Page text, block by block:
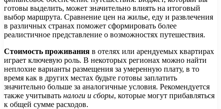
готовы выделить, может значительно влиять на итоговый
выбор маршрута. Сравнение цен на жилье, еду и развлечения
в различных странах поможет сформировать более
реалистичное представление о возможностях путешествия.
Стоимость проживания в отелях или арендуемых квартирах
играет ключевую роль. В некоторых регионах можно найти
неплохие варианты размещения за умеренную плату, в то
время как в других местах будьте готовы заплатить
значительно больше за аналогичные условия. Рекомендуется
также учитывать налоги и сборы, которые могут прибавляться
к общей сумме расходов.